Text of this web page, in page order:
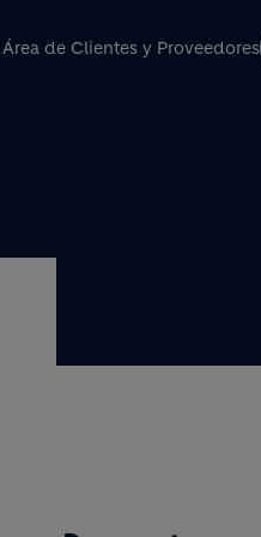
Área de Clientes y Proveedores